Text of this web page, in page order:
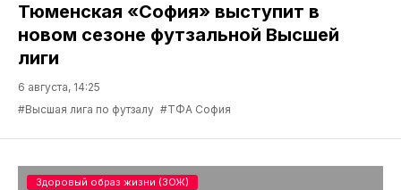
Тюменская «София» выступит в
новом сезоне футзальной Высшей
лиги
6 августа, 14:25
#Высшая лига по футзалу #ТФА София
Здоровый образ жизни (ЗОЖ)